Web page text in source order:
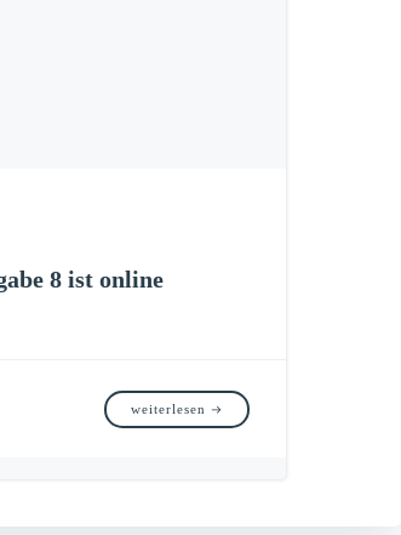
8 ist online
weiterlesen